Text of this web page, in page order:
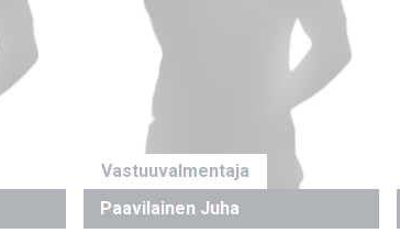
Vastuuvalmentaja
Paavilainen Juha